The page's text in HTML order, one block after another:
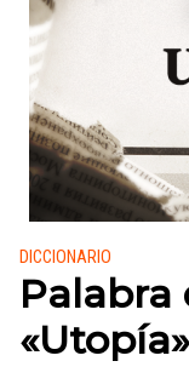
Publicado en:
DICCIONARIO
Palabra